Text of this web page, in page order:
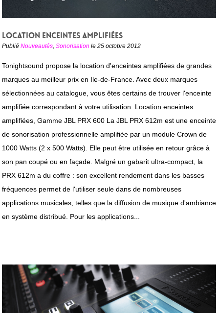
Location enceintes amplifiées
Publié Nouveautés, Sonorisation le 25 octobre 2012
Tonightsound propose la location d'enceintes amplifiées de grandes
marques au meilleur prix en Ile-de-France. Avec deux marques
sélectionnées au catalogue, vous êtes certains de trouver l'enceinte
amplifiée correspondant à votre utilisation. Location enceintes
amplifiées, Gamme JBL PRX 600 La JBL PRX 612m est une enceinte
de sonorisation professionnelle amplifiée par un module Crown de
1000 Watts (2 x 500 Watts). Elle peut être utilisée en retour grâce à
son pan coupé ou en façade. Malgré un gabarit ultra-compact, la
PRX 612m a du coffre : son excellent rendement dans les basses
fréquences permet de l'utiliser seule dans de nombreuses
applications musicales, telles que la diffusion de musique d'ambiance
en système distribué. Pour les applications...